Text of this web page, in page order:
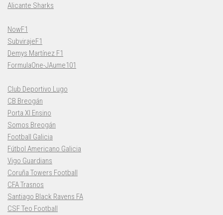
Alicante Sharks
NowF1
SubvirajeF1
Demys Martínez F1
FormulaOne-JAume101
Club Deportivo Lugo
CB Breogán
Porta XI Ensino
Somos Breogán
Football Galicia
Fútbol Americano Galicia
Vigo Guardians
Coruña Towers Football
CFA Trasnos
Santiago Black Ravens FA
CSF Teo Football